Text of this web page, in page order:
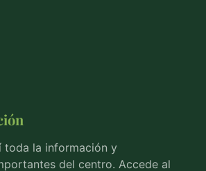
toda la información y
del centro. Accede al